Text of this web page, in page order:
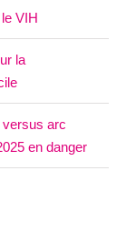
VIH
la
arc
en danger